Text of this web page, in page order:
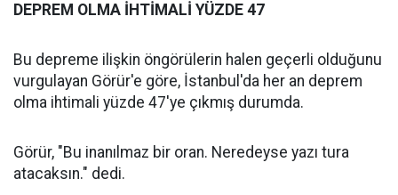
DEPREM OLMA İHTİMALİ YÜZDE 47
Bu depreme ilişkin öngörülerin halen geçerli olduğunu
vurgulayan Görür'e göre, İstanbul'da her an deprem
olma ihtimali yüzde 47'ye çıkmış durumda.
Görür, "Bu inanılmaz bir oran. Neredeyse yazı tura
atacaksın." dedi.